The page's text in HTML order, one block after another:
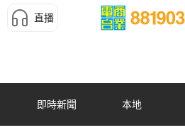
直播
即時新聞 本地